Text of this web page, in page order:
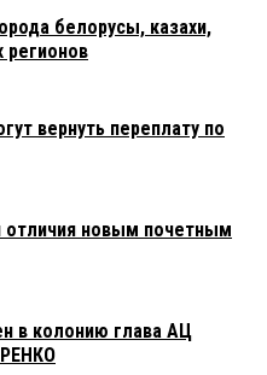
белорусы, казахи,
регионов
вернуть переплату по
отличия новым почетным
в колонию глава АЦ